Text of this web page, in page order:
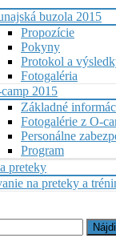
buzola 2015
Propozície
Pokyny
Protokol a
Fotogaléria
2015
Základné
Fotogalérie z O-
Personálne
Program
preteky
na preteky a